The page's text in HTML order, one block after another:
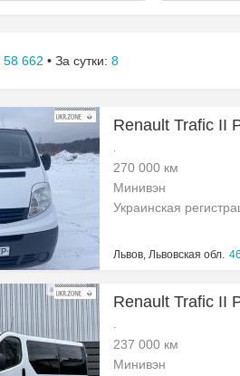
58 662 • За сутки: 8
Renault Trafic II
.
270 000 км
Минивэн
Украинская
Львов, Львовская обл.
Renault Trafic II
.
237 000 км
Минивэн